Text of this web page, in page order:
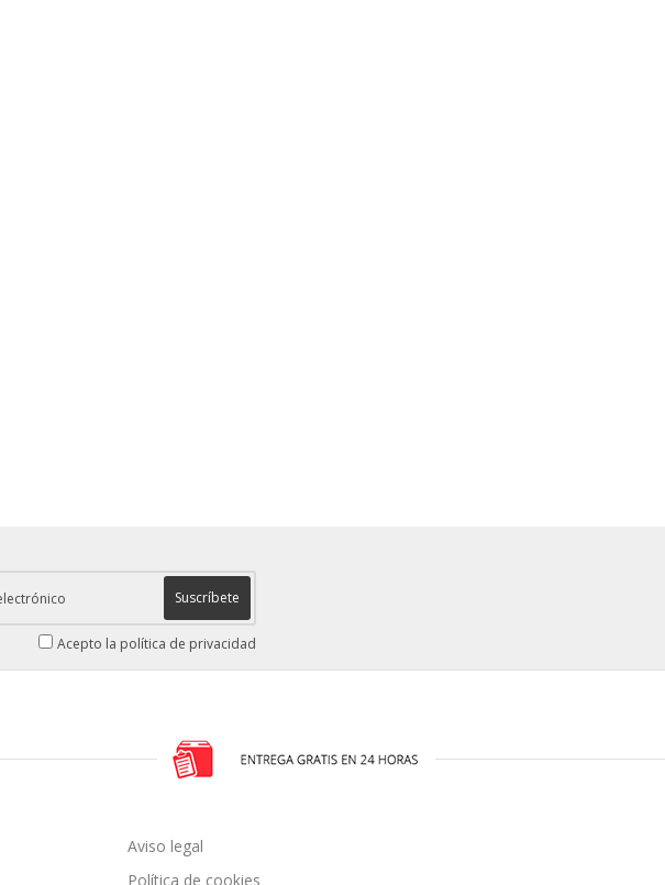
Suscríbete
Acepto la política de privacidad
Aviso legal
Política de cookies